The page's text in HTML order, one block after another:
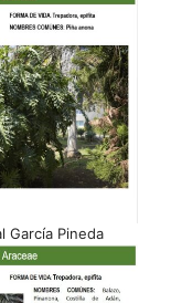
García Pineda